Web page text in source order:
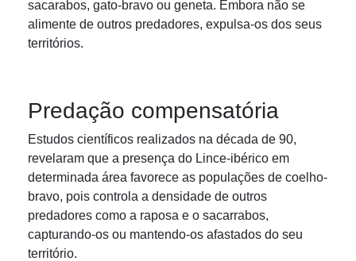
sacarabos, gato-bravo ou geneta. Embora não se
alimente de outros predadores, expulsa-os dos seus
territórios.
Predação compensatória
Estudos científicos realizados na década de 90,
revelaram que a presença do Lince-ibérico em
determinada área favorece as populações de coelho-
bravo, pois controla a densidade de outros
predadores como a raposa e o sacarrabos,
capturando-os ou mantendo-os afastados do seu
território.